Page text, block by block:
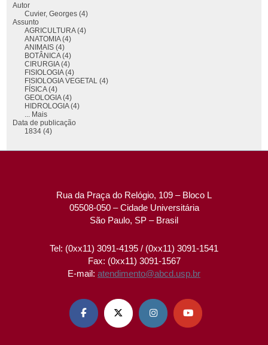
Autor
Cuvier, Georges (4)
Assunto
AGRICULTURA (4)
ANATOMIA (4)
ANIMAIS (4)
BOTÂNICA (4)
CIRURGIA (4)
FISIOLOGIA (4)
FISIOLOGIA VEGETAL (4)
FÍSICA (4)
GEOLOGIA (4)
HIDROLOGIA (4)
... Mais
Data de publicação
1834 (4)
Rua da Praça do Relógio, 109 – Bloco L
05508-050 – Cidade Universitária
São Paulo, SP – Brasil
Tel: (0xx11) 3091-4195 / (0xx11) 3091-1541
Fax: (0xx11) 3091-1567
E-mail: atendimento@abcd.usp.br
   